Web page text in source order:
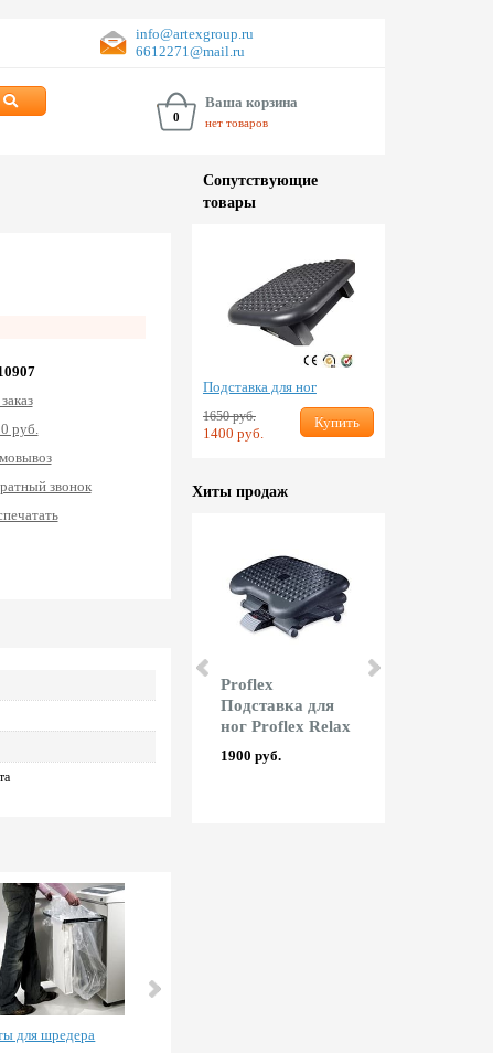
info@artexgroup.ru
6612271@mail.ru
0
Ваша корзина
нет товаров
руб.
звонок
для шредера
Сопут­ствую­щие
товары
Подставка для ног
1650 руб.
1400 руб.
Купить
Хиты продаж
Ламинатор
Proflex
Подставка для
ног Proflex Relax
1900 руб.